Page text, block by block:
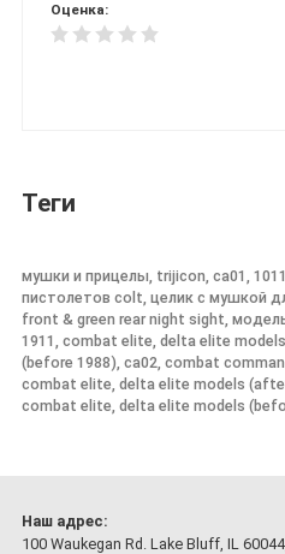
Оценка:
Теги
мушки и прицелы, trijicon, ca01,
пистолетов colt, целик с мушкой
front & green rear night sight,
1911, combat elite, delta elite
(before 1988), ca02, combat
combat elite, delta elite models
combat elite, delta elite models
Наш адрес:
100 Waukegan Rd. Lake Bluff, IL